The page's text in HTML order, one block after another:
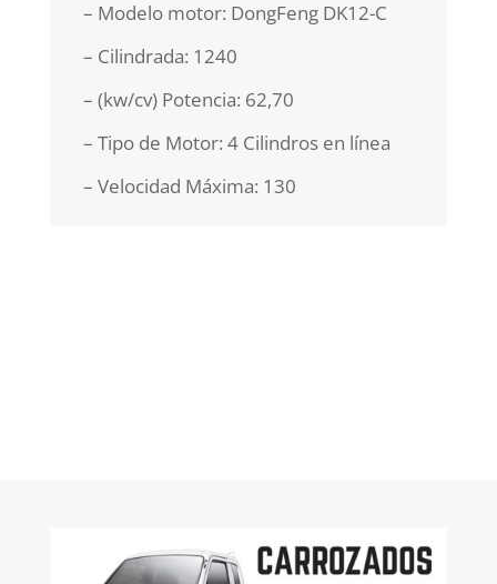
– Modelo motor: DongFeng DK12-C
– Cilindrada: 1240
– (kw/cv) Potencia: 62,70
– Tipo de Motor: 4 Cilindros en línea
– Velocidad Máxima: 130